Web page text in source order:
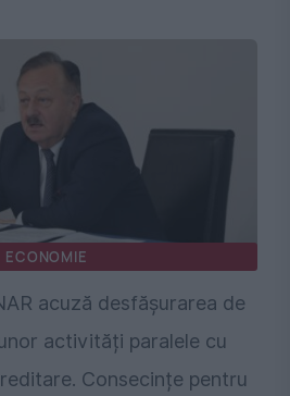
ECONOMIE
acuză desfășurarea de
activități paralele cu
Consecințe pentru